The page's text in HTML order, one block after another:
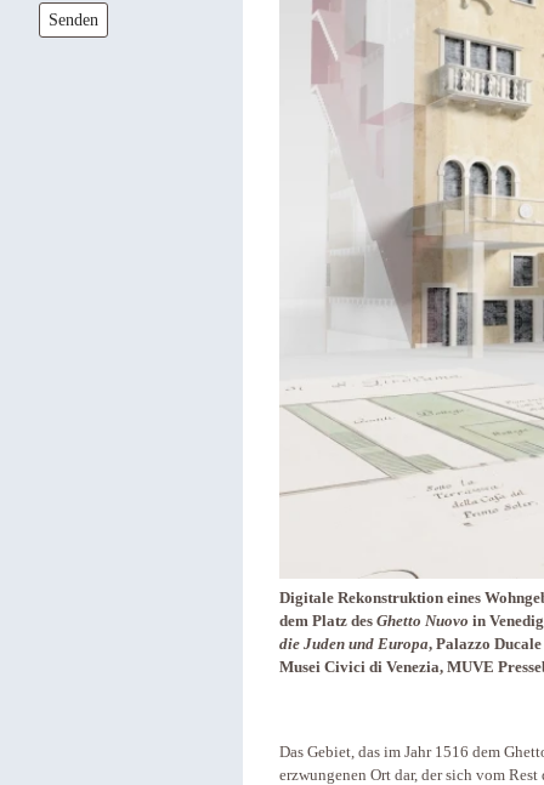
Senden
Digitale Rekonstruktion eines
dem Platz des Ghetto Nuovo in
die Juden und Europa, Palazzo
Musei Civici di Venezia, MUVE
Das Gebiet, das im Jahr 1516 dem
erzwungenen Ort dar, der sich vom